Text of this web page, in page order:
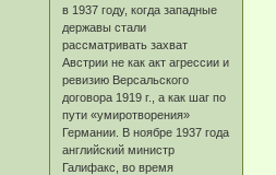
в 1937 году, когда западные
державы стали
рассматривать захват
Австрии не как акт агрессии и
ревизию Версальского
договора 1919 г., а как шаг по
пути «умиротворения»
Германии. В ноябре 1937 года
английский министр
Галифакс, во время